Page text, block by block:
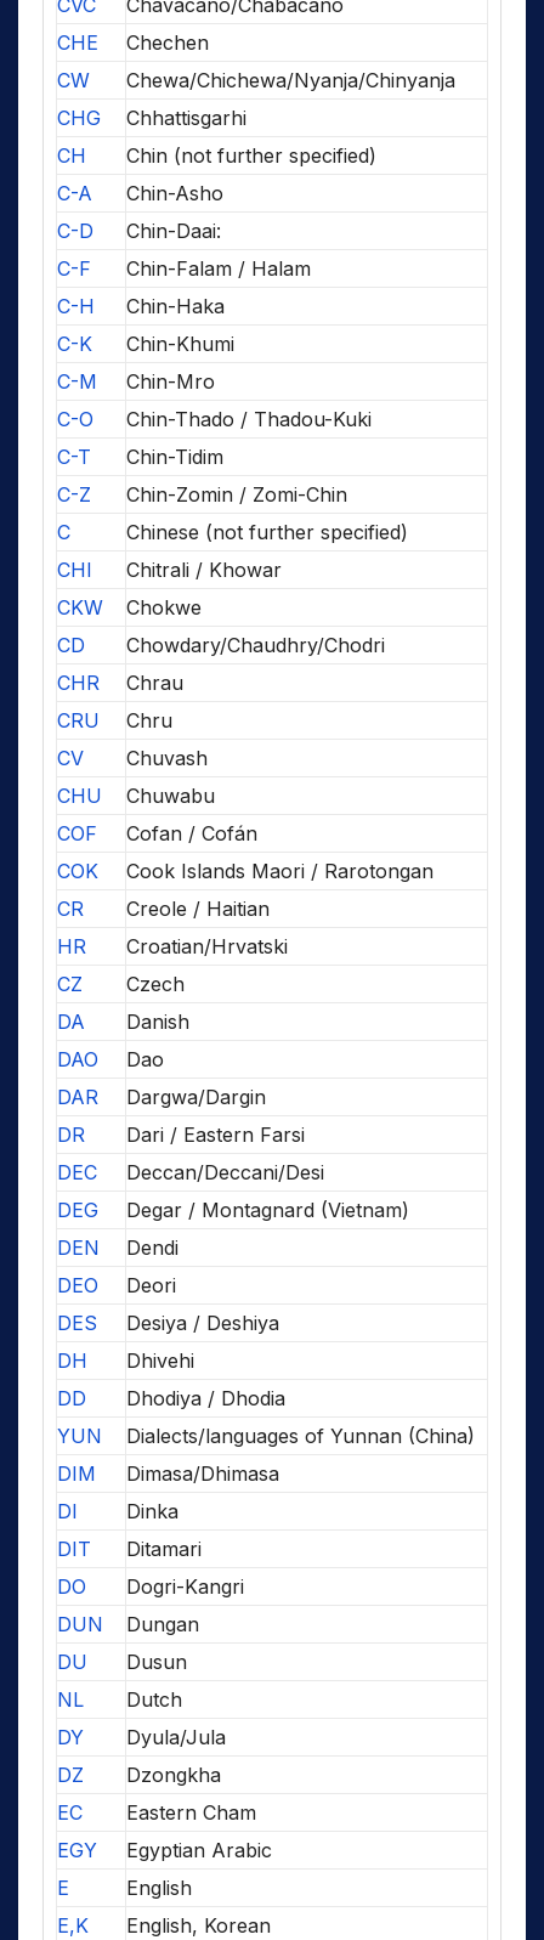
CVC
Chavacano/Chabacano
CHE
Chechen
CW
Chewa/Chichewa/Nyanja/Chinyanja
CHG
Chhattisgarhi
CH
Chin (not further specified)
C-A
Chin-Asho
C-D
Chin-Daai:
C-F
Chin-Falam / Halam
C-H
Chin-Haka
C-K
Chin-Khumi
C-M
Chin-Mro
C-O
Chin-Thado / Thadou-Kuki
C-T
Chin-Tidim
C-Z
Chin-Zomin / Zomi-Chin
C
Chinese (not further specified)
CHI
Chitrali / Khowar
CKW
Chokwe
CD
Chowdary/Chaudhry/Chodri
CHR
Chrau
CRU
Chru
CV
Chuvash
CHU
Chuwabu
COF
Cofan / Cofán
COK
Cook Islands Maori / Rarotongan
CR
Creole / Haitian
HR
Croatian/Hrvatski
CZ
Czech
DA
Danish
DAO
Dao
DAR
Dargwa/Dargin
DR
Dari / Eastern Farsi
DEC
Deccan/Deccani/Desi
DEG
Degar / Montagnard (Vietnam)
DEN
Dendi
DEO
Deori
DES
Desiya / Deshiya
DH
Dhivehi
DD
Dhodiya / Dhodia
YUN
Dialects/languages of Yunnan (China)
DIM
Dimasa/Dhimasa
DI
Dinka
DIT
Ditamari
DO
Dogri-Kangri
DUN
Dungan
DU
Dusun
NL
Dutch
DY
Dyula/Jula
DZ
Dzongkha
EC
Eastern Cham
EGY
Egyptian Arabic
E
English
E,K
English, Korean